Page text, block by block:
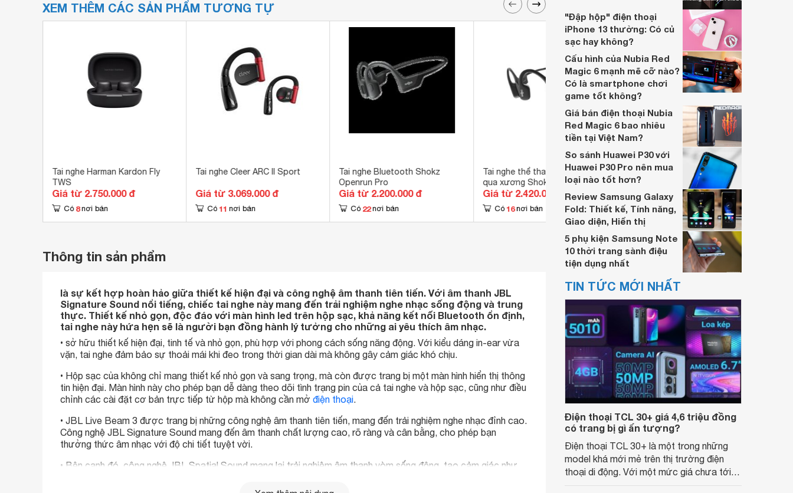
XEM THÊM CÁC SẢN PHẨM TƯƠNG TỰ
Tai nghe Harman Kardon Fly
TWS
Giá từ 2.750.000 đ
Có 8 nơi bán
Tai nghe Cleer ARC II Sport
Giá từ 3.069.000 đ
Có 11 nơi bán
Tai nghe Bluetooth Shokz
Openrun Pro
Giá từ 2.200.000 đ
Có 22 nơi bán
Tai nghe thể thao truyền âm
qua xương Shokz Openswim
Giá từ 2.420.000 đ
Có 16 nơi bán
Tai nghe FiiO UTWS5
Giá từ 3.590.000 đ
Có 4 nơi bán
Thông tin sản phẩm
là sự kết hợp hoàn hảo giữa thiết kế hiện đại và công nghệ âm thanh tiên tiến. Với âm thanh JBL
Signature Sound nổi tiếng, chiếc tai nghe này mang đến trải nghiệm nghe nhạc sống động và trung
thực. Thiết kế nhỏ gọn, độc đáo với màn hình led trên hộp sạc, khả năng kết nối Bluetooth ổn định,
tai nghe này hứa hẹn sẽ là người bạn đồng hành lý tưởng cho những ai yêu thích âm nhạc.
• sở hữu thiết kế hiện đại, tinh tế và nhỏ gọn, phù hợp với phong cách sống năng động. Với kiểu dáng in-ear vừa
vặn, tai nghe đảm bảo sự thoải mái khi đeo trong thời gian dài mà không gây cảm giác khó chịu.
• Hộp sạc của không chỉ mang thiết kế nhỏ gọn và sang trọng, mà còn được trang bị một màn hình hiển thị thông
tin hiện đại. Màn hình này cho phép bạn dễ dàng theo dõi tình trạng pin của cả tai nghe và hộp sạc, cũng như điều
chỉnh các cài đặt cơ bản trực tiếp từ hộp mà không cần mở điện thoại.
• JBL Live Beam 3 được trang bị những công nghệ âm thanh tiên tiến, mang đến trải nghiệm nghe nhạc đỉnh cao.
Công nghệ JBL Signature Sound mang đến âm thanh chất lượng cao, rõ ràng và cân bằng, cho phép bạn
thưởng thức âm nhạc với độ chi tiết tuyệt vời.
• Bên cạnh đó, công nghệ JBL Spatial Sound mang lại trải nghiệm âm thanh vòm sống động, tạo cảm giác như
"Đập hộp" điện thoại
iPhone 13 thường: Có củ
sạc hay không?
Cấu hình của Nubia Red
Magic 6 mạnh mẽ cỡ nào?
Có là smartphone chơi
game tốt không?
Giá bán điện thoại Nubia
Red Magic 6 bao nhiêu
tiền tại Việt Nam?
So sánh Huawei P30 với
Huawei P30 Pro nên mua
loại nào tốt hơn?
Review Samsung Galaxy
Fold: Thiết kế, Tính năng,
Giao diện, Hiển thị
5 phụ kiện Samsung Note
10 thời trang sành điệu
tiện dụng nhất
TIN TỨC MỚI NHẤT
Điện thoại TCL 30+ giá 4,6 triệu đồng
có trang bị gì ấn tượng?
Điện thoại TCL 30+ là một trong những
model khá mới mẻ trên thị trường điện
thoại di động. Với một mức giá chưa tới 5